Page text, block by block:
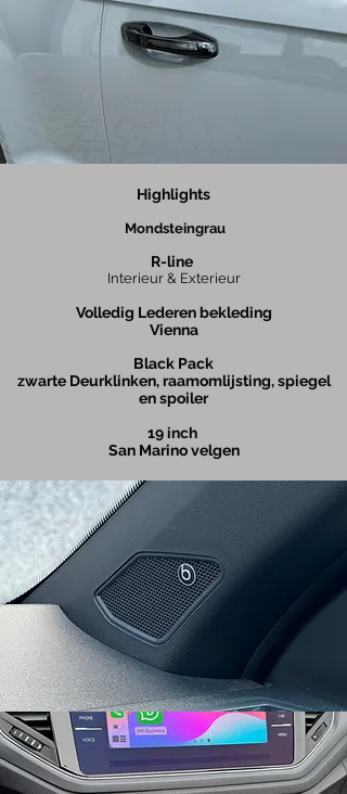
Highlights
Mondsteingrau
R-line
Interieur & Exterieur
Volledig Lederen bekleding
Vienna
Black Pack
zwarte Deurklinken, raamomlijsting, spiegel
en spoiler
19 inch
San Marino velgen